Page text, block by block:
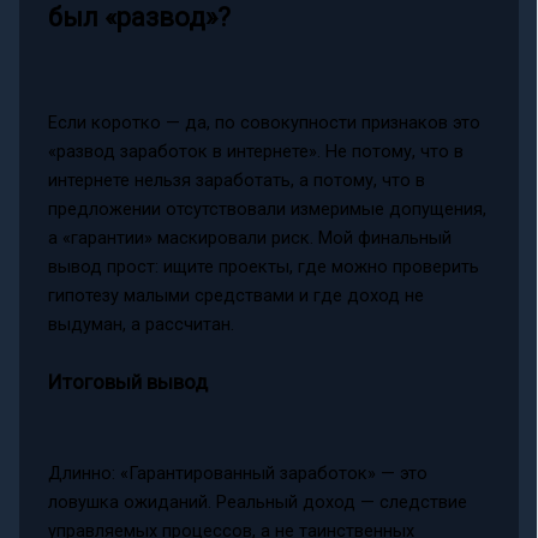
был «развод»?
Если коротко — да, по совокупности признаков это
«развод заработок в интернете». Не потому, что в
интернете нельзя заработать, а потому, что в
предложении отсутствовали измеримые допущения,
а «гарантии» маскировали риск. Мой финальный
вывод прост: ищите проекты, где можно проверить
гипотезу малыми средствами и где доход не
выдуман, а рассчитан.
Итоговый вывод
Длинно: «Гарантированный заработок» — это
ловушка ожиданий. Реальный доход — следствие
управляемых процессов, а не таинственных